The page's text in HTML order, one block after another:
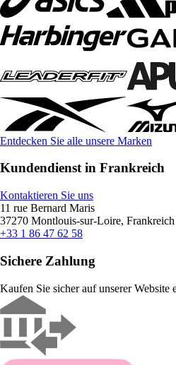
Entdecken Sie alle unsere Marken
Kundendienst in Frankreich
Kontaktieren Sie uns
11 rue Bernard Maris
37270 Montlouis-sur-Loire, Frankreich
+33 1 86 47 62 58
Sichere Zahlung
Kaufen Sie sicher auf unserer Website